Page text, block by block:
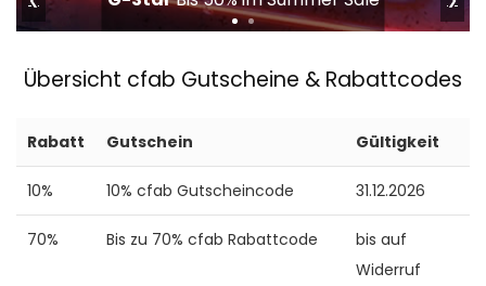
Übersicht cfab Gutscheine & Rabattcodes
Rabatt Gutschein Gültigkeit
10% 10% cfab Gutscheincode 31.12.2026
70% Bis zu 70% cfab Rabattcode
bis auf
Widerruf